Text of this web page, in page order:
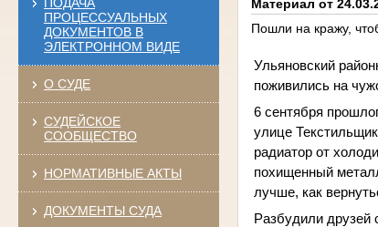
ПРОЦЕССУАЛЬНЫХ
ДОКУМЕНТОВ В
ЭЛЕКТРОННОМ ВИДЕ
О СУДЕ
СУДЕЙСКОЕ
СООБЩЕСТВО
НОРМАТИВНЫЕ АКТЫ
ДОКУМЕНТЫ СУДА
Материал от
Пошли на кражу,
Ульяновский
поживились на
6 сентября
улице
радиатор от
похищенный
лучше, как
Разбудили друзей